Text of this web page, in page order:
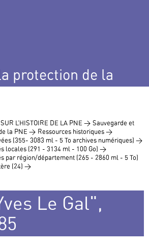
protection de la
L’HISTOIRE DE LA PNE > Sauvegarde et
la PNE > Ressources historiques >
(355- 3083 ml - 5 To archives numériques) >
locales (291 - 3134 ml - 100 Go) >
par région/département (265 - 2860 ml - 5 To)
(24) >
Le Gal",